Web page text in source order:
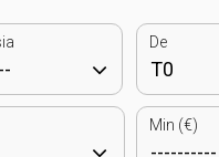
De
Min (€)